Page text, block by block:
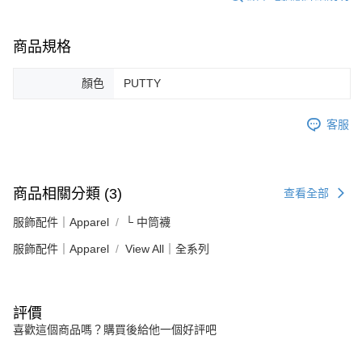
商品規格
顏色 PUTTY
客服
商品相關分類 (3) 查看全部
服飾配件｜Apparel └ 中筒襪
服飾配件｜Apparel View All｜全系列
評價
喜歡這個商品嗎？購買後給他一個好評吧